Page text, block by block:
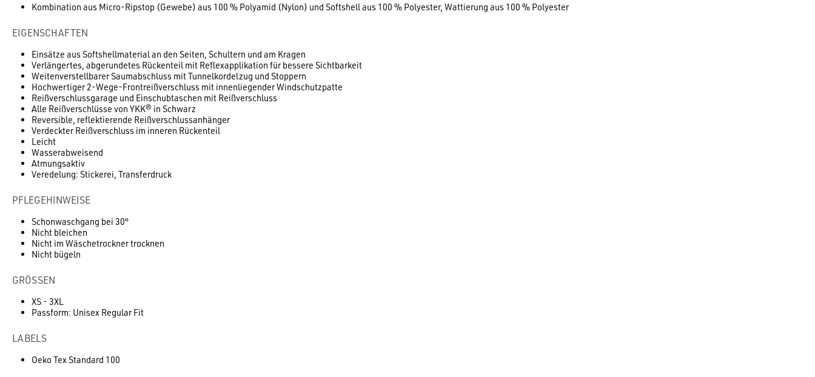
Kombination aus Micro-Ripstop (Gewebe) aus 100 % Polyamid (Nylon) und Softshell aus 100 % Polyester, Wattierung aus 100 % Polyester
EIGENSCHAFTEN
Einsätze aus Softshellmaterial an den Seiten, Schultern und am Kragen
Verlängertes, abgerundetes Rückenteil mit Reflexapplikation für bessere Sichtbarkeit
Weitenverstellbarer Saumabschluss mit Tunnelkordelzug und Stoppern
Hochwertiger 2-Wege-Frontreißverschluss mit innenliegender Windschutzpatte
Reißverschlussgarage und Einschubtaschen mit Reißverschluss
Alle Reißverschlüsse von YKK® in Schwarz
Reversible, reflektierende Reißverschlussanhänger
Verdeckter Reißverschluss im inneren Rückenteil
Leicht
Wasserabweisend
Atmungsaktiv
Veredelung: Stickerei, Transferdruck
PFLEGEHINWEISE
Schonwaschgang bei 30°
Nicht bleichen
Nicht im Wäschetrockner trocknen
Nicht bügeln
GRÖSSEN
XS - 3XL
Passform: Unisex Regular Fit
LABELS
Oeko Tex Standard 100